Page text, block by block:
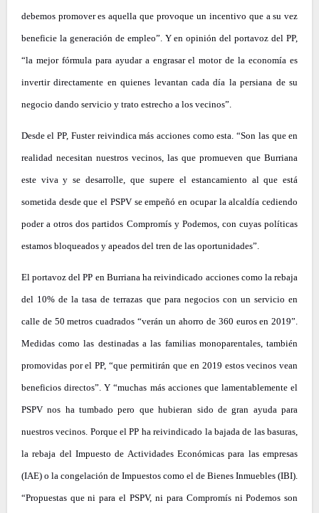
debemos promover es aquella que provoque un incentivo que a su vez
beneficie la generación de empleo”. Y en opinión del portavoz del PP,
“la mejor fórmula para ayudar a engrasar el motor de la economía es
invertir directamente en quienes levantan cada día la persiana de su
negocio dando servicio y trato estrecho a los vecinos”.
Desde el PP, Fuster reivindica más acciones como esta. “Son las que en
realidad necesitan nuestros vecinos, las que promueven que Burriana
este viva y se desarrolle, que supere el estancamiento al que está
sometida desde que el PSPV se empeñó en ocupar la alcaldía cediendo
poder a otros dos partidos Compromís y Podemos, con cuyas políticas
estamos bloqueados y apeados del tren de las oportunidades”.
El portavoz del PP en Burriana ha reivindicado acciones como la rebaja
del 10% de la tasa de terrazas que para negocios con un servicio en
calle de 50 metros cuadrados “verán un ahorro de 360 euros en 2019”.
Medidas como las destinadas a las familias monoparentales, también
promovidas por el PP, “que permitirán que en 2019 estos vecinos vean
beneficios directos”. Y “muchas más acciones que lamentablemente el
PSPV nos ha tumbado pero que hubieran sido de gran ayuda para
nuestros vecinos. Porque el PP ha reivindicado la bajada de las basuras,
la rebaja del Impuesto de Actividades Económicas para las empresas
(IAE) o la congelación de Impuestos como el de Bienes Inmuebles (IBI).
“Propuestas que ni para el PSPV, ni para Compromís ni Podemos son